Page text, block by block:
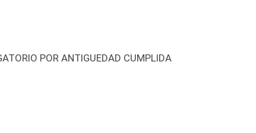
POR ANTIGUEDAD CUMPLIDA